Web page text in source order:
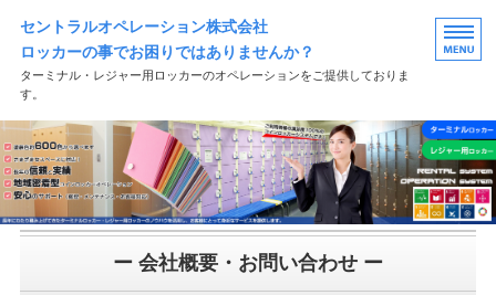
セントラルオペレーション株式会社
ロッカーの事でお困りではありませんか？
ターミナル・レジャー用ロッカーのオペレーションをご提供しておりま
す。
HOME
西武鉄道様 設置案内
設置場所一覧
ー 会社概要・お問い合わせ ー